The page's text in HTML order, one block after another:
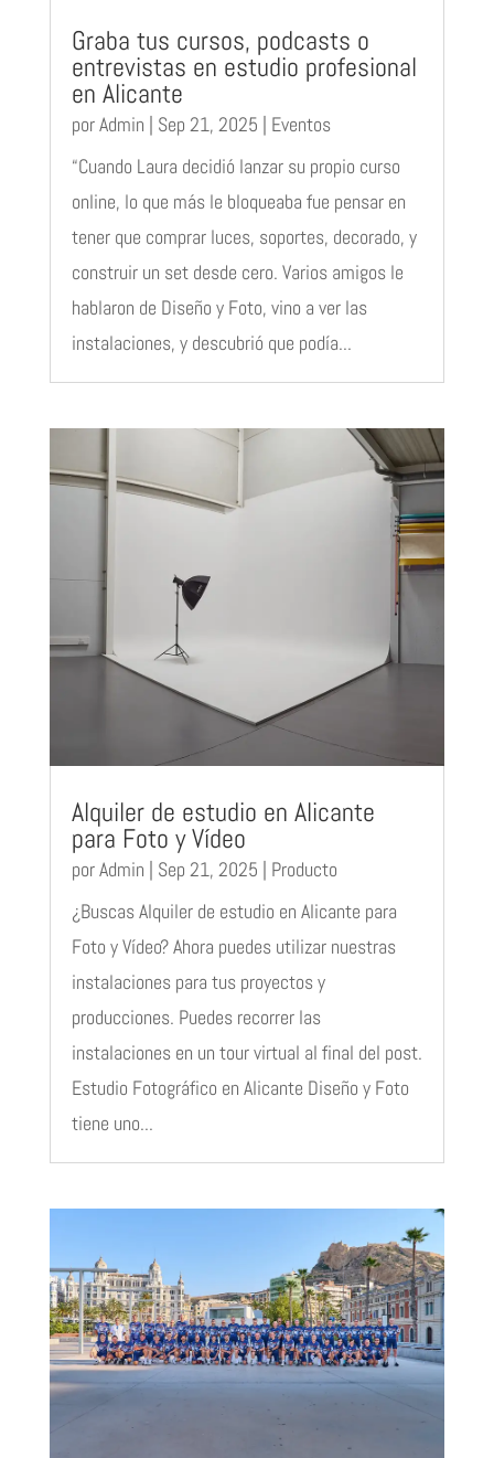
Graba tus cursos, podcasts o
entrevistas en estudio profesional
en Alicante
porAdmin | Sep 21, 2025 | Eventos
“Cuando Laura decidió lanzar su propio curso
online, lo que más le bloqueaba fue pensar en
tener que comprar luces, soportes, decorado, y
construir un set desde cero. Varios amigos le
hablaron de Diseño y Foto, vino a ver las
instalaciones, y descubrió que podía...
Alquiler de estudio en Alicante
para Foto y Vídeo
porAdmin | Sep 21, 2025 | Producto
¿Buscas Alquiler de estudio en Alicante para
Foto y Vídeo? Ahora puedes utilizar nuestras
instalaciones para tus proyectos y
producciones. Puedes recorrer las
instalaciones en un tour virtual al final del post.
Estudio Fotográfico en Alicante Diseño y Foto
tiene uno...